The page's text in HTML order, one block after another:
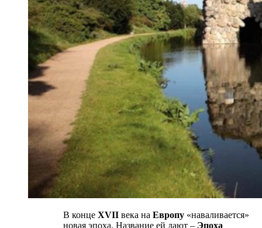
В конце XVII века на Европу «наваливается»
новая эпоха. Название ей дают – Эпоха